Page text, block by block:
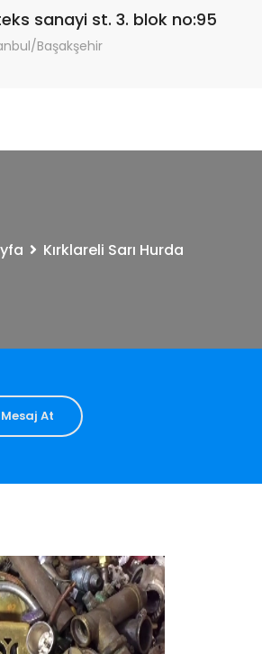
sanayi st. 3. blok no:95
Başakşehir
Kırklareli Sarı Hurda
At